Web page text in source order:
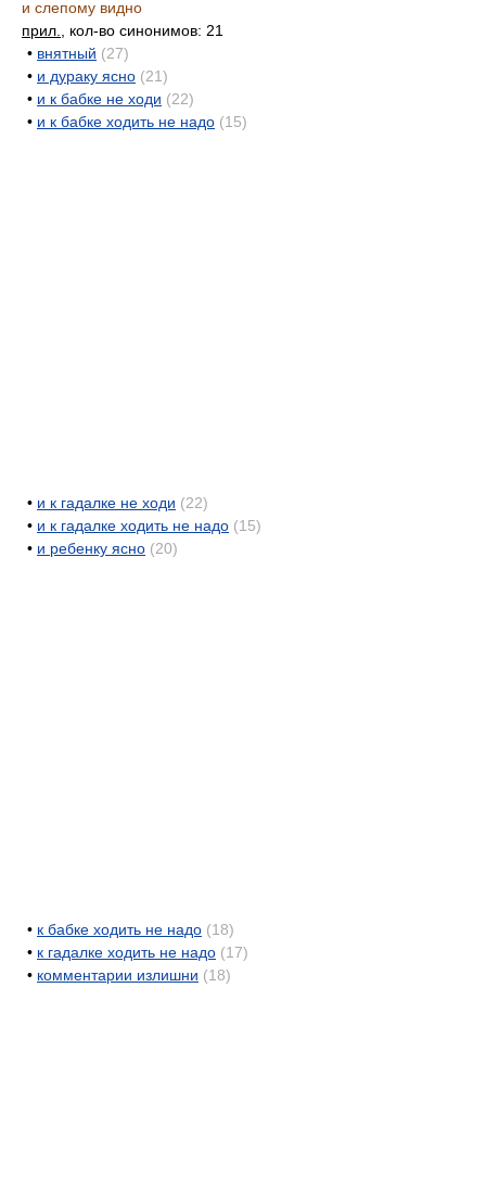
и слепому видно
прил.
, кол-во синонимов: 21
• внятный (27)
• и дураку ясно (21)
• и к бабке не ходи (22)
• и к бабке ходить не надо (15)
• и к гадалке не ходи (22)
• и к гадалке ходить не надо (15)
• и ребенку ясно (20)
• к бабке ходить не надо (18)
• к гадалке ходить не надо (17)
• комментарии излишни (18)